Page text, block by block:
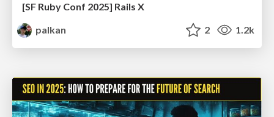
[SF Ruby Conf 2025] Rails X
palkan
2 1.2k